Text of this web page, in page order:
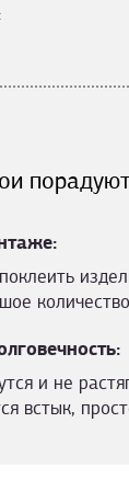
:
и не
встык,